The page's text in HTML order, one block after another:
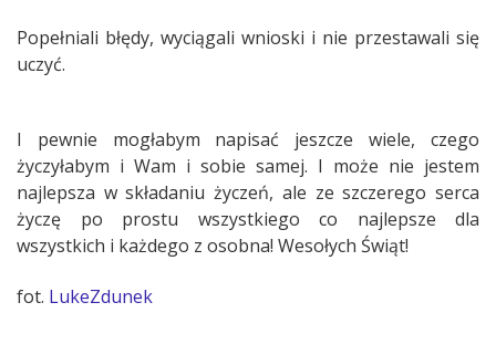
Popełniali błędy, wyciągali wnioski i nie przestawali się
uczyć.
I pewnie mogłabym napisać jeszcze wiele, czego
życzyłabym i Wam i sobie samej. I może nie jestem
najlepsza w składaniu życzeń, ale ze szczerego serca
życzę po prostu wszystkiego co najlepsze dla
wszystkich i każdego z osobna! Wesołych Świąt!
fot. LukeZdunek